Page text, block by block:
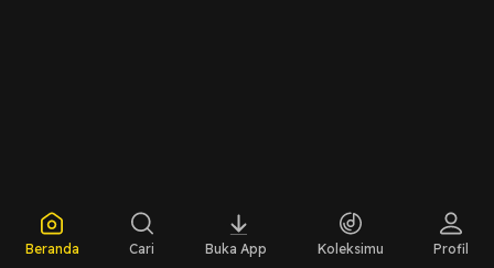
Beranda Cari Buka App Koleksimu Profil